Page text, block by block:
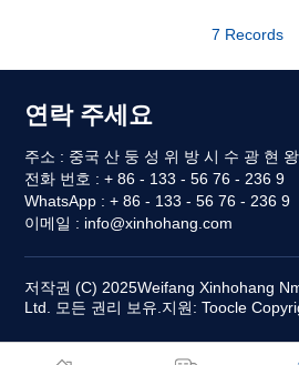
7 Records
연락 주세요
주소 : 중국 산 둥 성 위 방 시 수 광 현
전화 번호 : + 86 - 133 - 56 76 - 236 9
WhatsApp : + 86 - 133 - 56 76 - 236 9
이메일 : info@xinhohang.com
저작권 (C) 2025Weifang Xinhohang
Ltd.
모든 권리 보유. 지원: Toocle